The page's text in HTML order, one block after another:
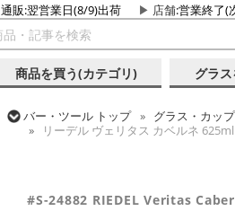
通販:翌営業日(8/9)出荷 店舗:営業終了(
商品を買う(カテゴリ) グラス
バー・ツール トップ グラス・カップ
リーデル ヴェリタス カベルネ
#S-24882 RIEDEL Veritas